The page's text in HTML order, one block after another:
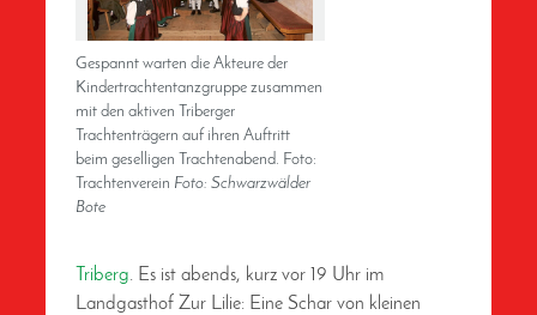
Gespannt warten die Akteure der
Kindertrachtentanzgruppe zusammen
mit den aktiven Triberger
Trachtenträgern auf ihren Auftritt
beim geselligen Trachtenabend. Foto:
Trachtenverein Foto: Schwarzwälder
Bote
Triberg. Es ist abends, kurz vor 19 Uhr im
Landgasthof Zur Lilie: Eine Schar von kleinen